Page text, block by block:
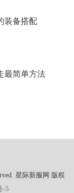
装备搭配
最简单方法
星际新服网 版权
-5